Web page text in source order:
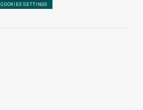
COOKIES SETTINGS